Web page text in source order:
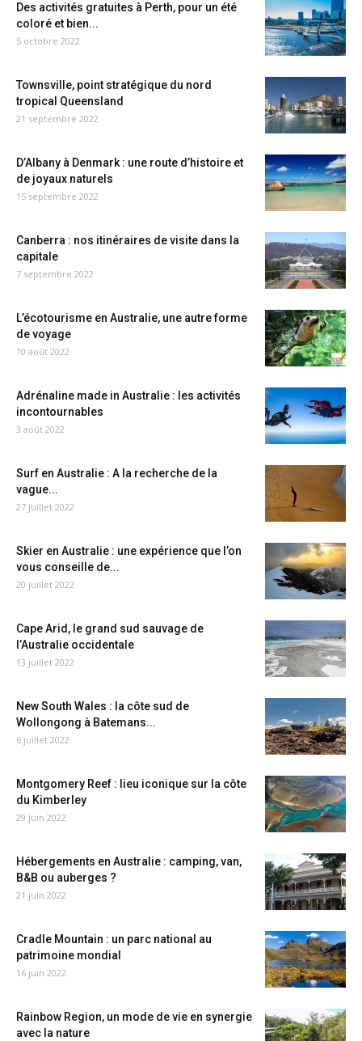
Des activités gratuites à Perth, pour un été
coloré et bien...
5 octobre 2022
Townsville, point stratégique du nord
tropical Queensland
21 septembre 2022
D’Albany à Denmark : une route d’histoire et
de joyaux naturels
15 septembre 2022
Canberra : nos itinéraires de visite dans la
capitale
7 septembre 2022
L’écotourisme en Australie, une autre forme
de voyage
10 août 2022
Adrénaline made in Australie : les activités
incontournables
3 août 2022
Surf en Australie : A la recherche de la
vague...
27 juillet 2022
Skier en Australie : une expérience que l’on
vous conseille de...
20 juillet 2022
Cape Arid, le grand sud sauvage de
l’Australie occidentale
13 juillet 2022
New South Wales : la côte sud de
Wollongong à Batemans...
6 juillet 2022
Montgomery Reef : lieu iconique sur la côte
du Kimberley
29 juin 2022
Hébergements en Australie : camping, van,
B&B ou auberges ?
21 juin 2022
Cradle Mountain : un parc national au
patrimoine mondial
16 juin 2022
Rainbow Region, un mode de vie en synergie
avec la nature